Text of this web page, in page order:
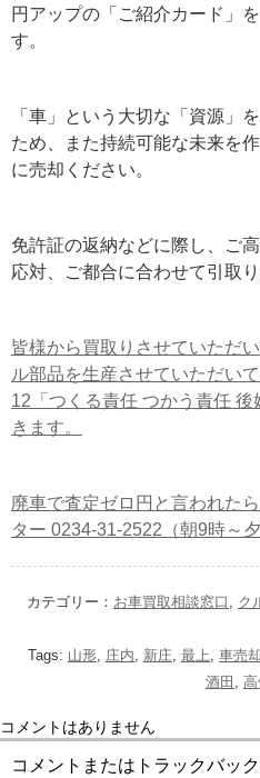
円アップの「ご紹介カード」
す。
「車」という大切な「資源」
ため、また持続可能な未来を
に売却ください。
免許証の返納などに際し、ご
応対、ご都合に合わせて引取り
皆様から買取りさせていただ
ル部品を生産させていただい
12「つくる責任 つかう責任
きます。
廃車で査定ゼロ円と言われた
ター 0234-31-2522（朝9時～夕
カテゴリー： お車買取相談窓口 ク
Tags: 山形 庄内 新庄 最上 車売
酒田
高
コメントはありません
コメントまたはトラックバッ